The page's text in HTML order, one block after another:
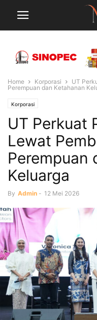
Home Korporasi
UT
Perempuan dan Ketahanan
Korporasi
UT Perkuat
Lewat
Perempuan
Keluarga
By Admin - 12 Mei 2026